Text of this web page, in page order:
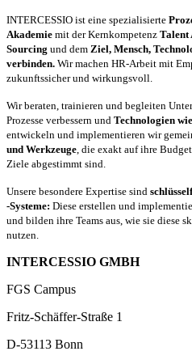
INTERCESSIO ist eine spezialisierte
Akademie mit der Kernkompetenz Talent
Sourcing und dem Ziel, Mensch,
verbinden. Wir machen HR-Arbeit mit
zukunftssicher und wirkungsvoll.
Wir beraten, trainieren und begleiten
Prozesse verbessern und Technologien
entwickeln und implementieren wir
und Werkzeuge, die exakt auf ihre
Ziele abgestimmt sind.
Unsere besondere Expertise sind
-Systeme: Diese erstellen und
und bilden ihre Teams aus, wie sie diese
nutzen.
INTERCESSIO GMBH
FGS Campus
Fritz-Schäffer-Straße 1
D-53113 Bonn